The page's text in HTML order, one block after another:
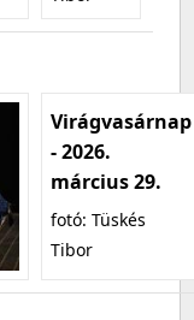
Virágvasárnap
- 2026.
március 29.
fotó: Tüskés
Tibor